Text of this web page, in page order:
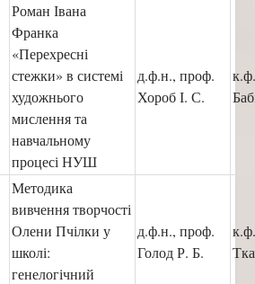
Роман Івана
Франка
«Перехресні
стежки» в системі
художнього
мислення та
навчальному
процесі НУШ
д.ф.н., проф.
Хороб І. С.
Методика
вивчення творчості
Олени Пчілки у
школі:
генелогічний
д.ф.н., проф.
Голод Р. Б.